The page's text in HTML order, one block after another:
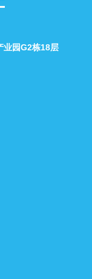
业园G2栋18层